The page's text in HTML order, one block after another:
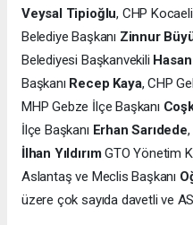
Veysal Tipioğlu, CHP
Belediye Başkanı Zinnur
Belediyesi Başkanvekili
Başkanı Recep Kaya, CHP
MHP Gebze İlçe Başkanı
İlçe Başkanı Erhan Sarıdede
İlhan YıldırımGTO Yönetim
Aslantaş ve Meclis Başkanı
üzere çok sayıda davetli ve